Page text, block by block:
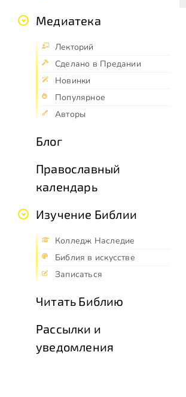
Медиатека
Лекторий
Сделано в Предании
Новинки
Популярное
Авторы
Блог
Православный
календарь
Изучение Библии
Колледж Наследие
Библия в искусстве
Записаться
Читать Библию
Рассылки и
уведомления